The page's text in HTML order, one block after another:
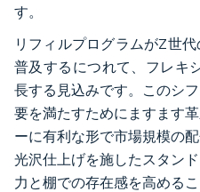
す。
リフィルプログラムがZ世
普及するにつれて、フレキ
長する見込みです。このシ
要を満たすためにますます
ーに有利な形で市場規模の
光沢仕上げを施したスタン
力と棚での存在感を高める